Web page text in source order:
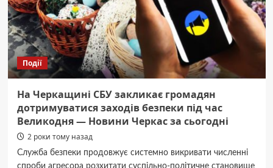
посвідчення
—
Новини
Черкасс
Події
На Черкащині СБУ закликає громадян
дотримуватися заходів безпеки під час
Великодня — Новини Черкас за сьогодні
2 роки тому назад
Служба безпеки продовжує системно викривати численні
спроби агресора розхитати суспільно-політичне становище